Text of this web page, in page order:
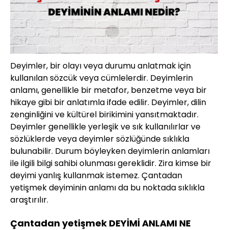
Deyimler, bir olayı veya durumu anlatmak için
kullanılan sözcük veya cümlelerdir. Deyimlerin
anlamı, genellikle bir metafor, benzetme veya bir
hikaye gibi bir anlatımla ifade edilir. Deyimler, dilin
zenginliğini ve kültürel birikimini yansıtmaktadır.
Deyimler genellikle yerleşik ve sık kullanılırlar ve
sözlüklerde veya deyimler sözlüğünde sıklıkla
bulunabilir. Durum böyleyken deyimlerin anlamları
ile ilgili bilgi sahibi olunması gereklidir. Zira kimse bir
deyimi yanlış kullanmak istemez. Çantadan
yetişmek deyiminin anlamı da bu noktada sıklıkla
araştırılır.
Çantadan yetişmek DEYİMİ ANLAMI NE